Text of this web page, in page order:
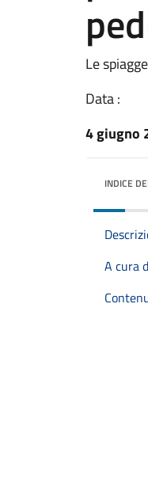
Le
Data :
4 giugno
INDICE
A cura